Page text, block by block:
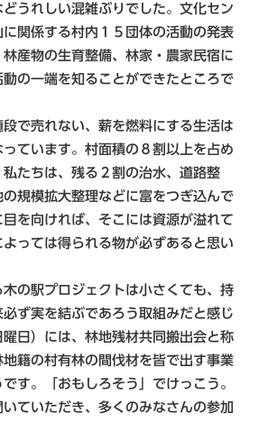
うれしい混雑ぶりでした。文化セン
関係する村内１５団体の活動の発表
産物の生育整備、林家・農家民宿に
の一端を知ることができたところで
で売れない、薪を燃料にする生活は
ています。村面積の８割以上を占め
たちは、残る２割の治水、道路整
規模拡大整理などに富をつぎ込んで
を向ければ、そこには資源が溢れて
っては得られる物が必ずあると思い
の駅プロジェクトは小さくても、持
ず実を結ぶであろう取組みだと感じ
日）には、林地残材共同搬出会と称
地籍の村有林の間伐材を皆で出す事業
す。「おもしろそう」でけっこう。
ていただき、多くのみなさんの参加